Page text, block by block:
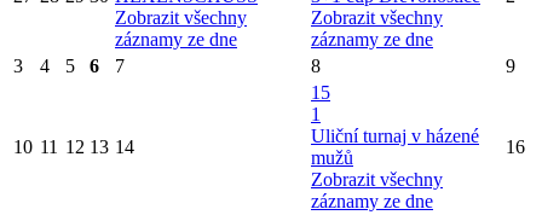
Zobrazit všechny
záznamy ze dne
Zobrazit všechny
záznamy ze dne
3 4 5 6 7 8 9
10 11 12 13 14
15
1
Uliční turnaj v házené
mužů
Zobrazit všechny
záznamy ze dne
16